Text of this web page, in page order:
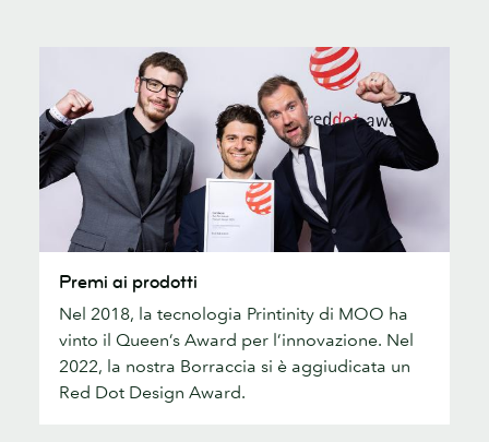
prodotti
Premi ai prodotti
Nel 2018, la tecnologia Printinity di MOO ha
vinto il Queen’s Award per l’innovazione. Nel
2022, la nostra Borraccia si è aggiudicata un
Red Dot Design Award.